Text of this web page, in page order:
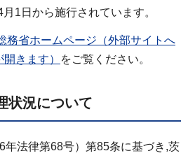
1日から施行されています。
務省ホームページ（外部サイトへ
きます）
をご覧ください。
状況について
年法律第68号）第85条に基づき,茨